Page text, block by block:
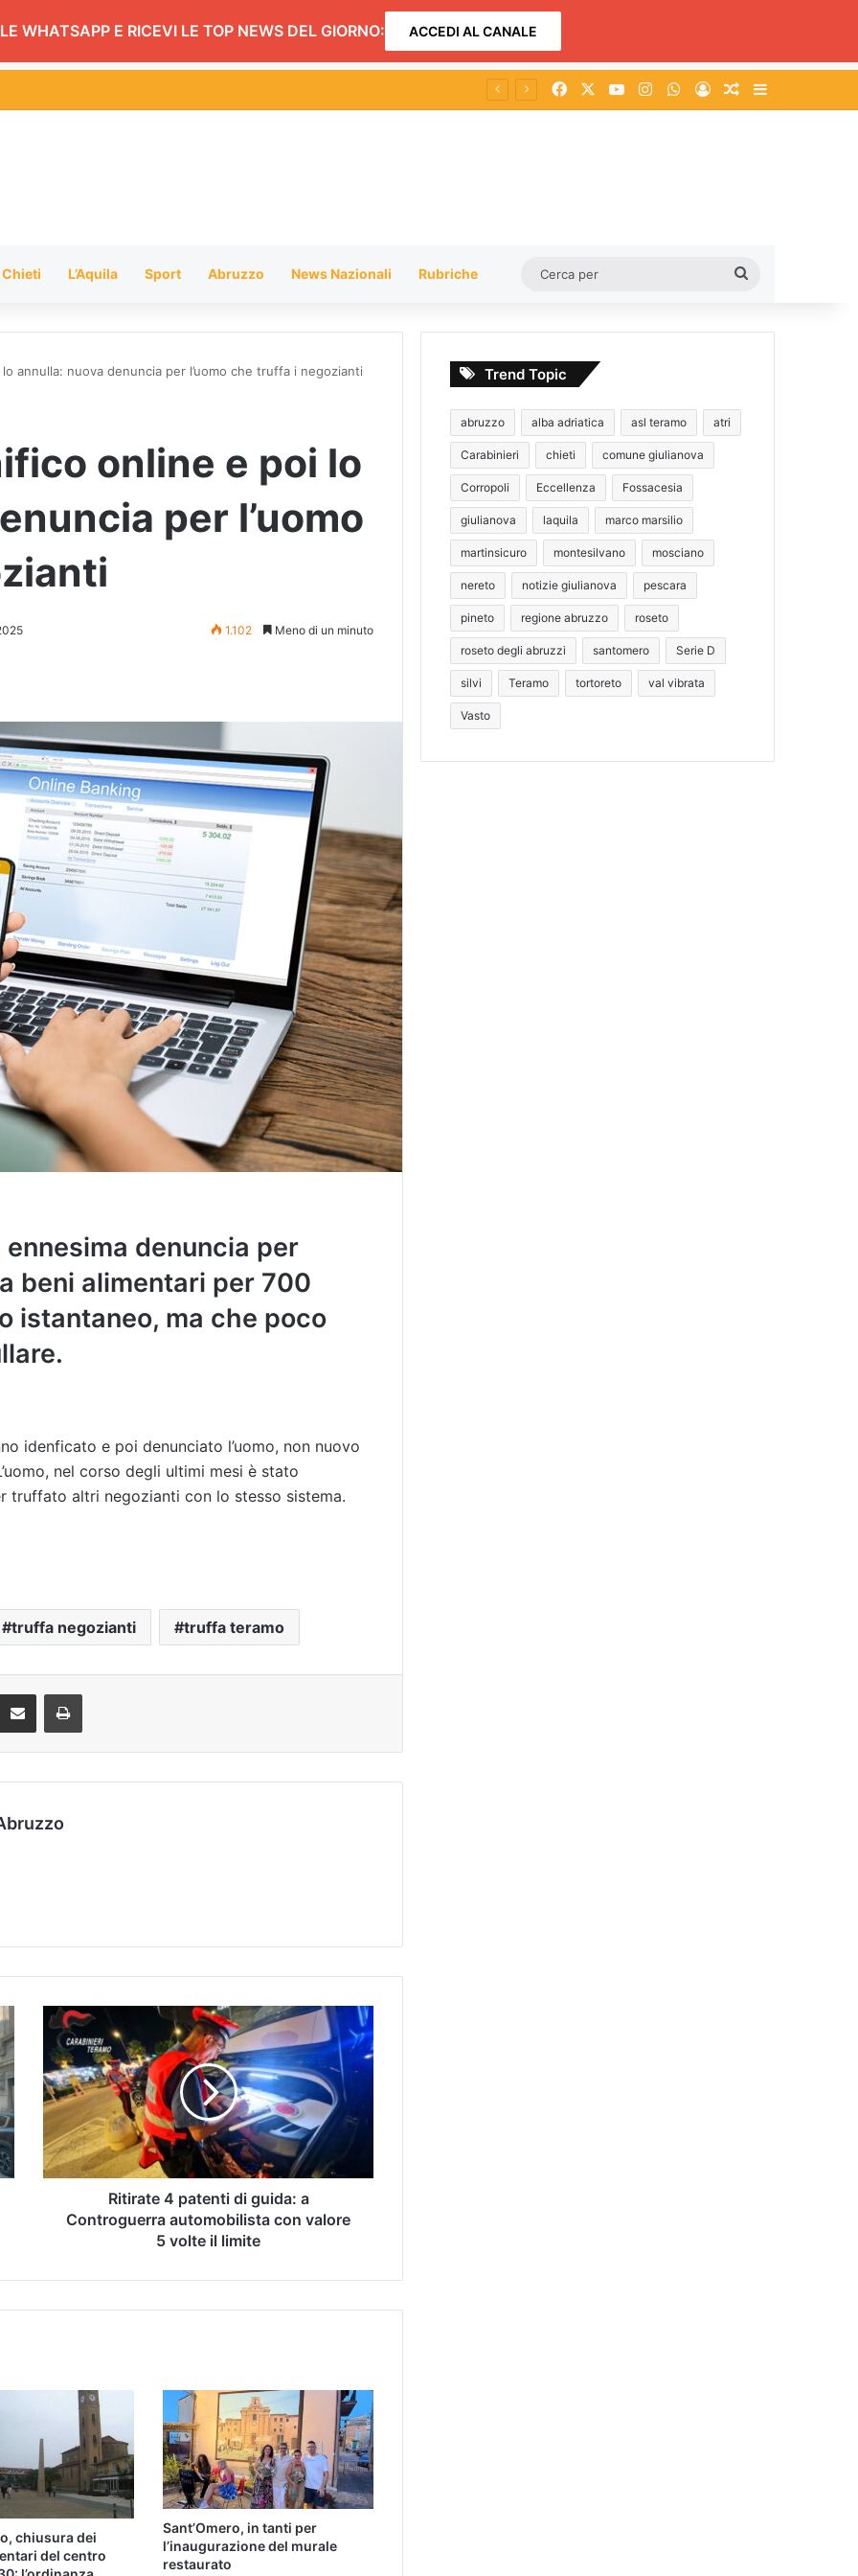
WHATSAPP E RICEVI LE TOP NEWS DEL GIORNO: ACCEDI AL CANALE
dei negozi alimentari del centro entro le 20.30: l’ordinanza Facebook You TubeInstagramWhatsApp
AccediUn articolo a
Chieti L’Aquila Sport Abruzzo News Nazionali Rubriche
annulla: nuova denuncia per l’uomo che truffa i negozianti
online e poi lo
per l’uomo
1.102 Meno di un minuto
denuncia per
beni alimentari per 700
istantaneo, ma che poco
idenficato e poi denunciato l’uomo, non nuovo
nel corso degli ultimi mesi è stato
truffato altri negozianti con lo stesso sistema.
truffa negozianti truffa teramo
Ritirate 4 patenti di guida: a
Controguerra automobilista con valore
5 volte il limite
chiusura dei
del centro
Sant’Omero, in tanti per
l’inaugurazione del murale
restaurato
Trend Topic
abruzzo alba adriatica asl teramo atri
Carabinieri chieti comune giulianova
Corropoli Eccellenza Fossacesia
giulianova laquila marco marsilio
martinsicuro montesilvano mosciano
nereto notizie giulianova pescara
pineto regione abruzzo roseto
roseto degli abruzzi santomero Serie D
silvi Teramo tortoreto val vibrata
Vasto